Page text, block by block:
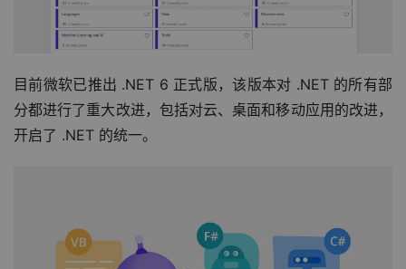
目前微软已推出 .NET 6 正式版，该版本对 .NET 的所有部
分都进行了重大改进，包括对云、桌面和移动应用的改进，
开启了 .NET 的统一。